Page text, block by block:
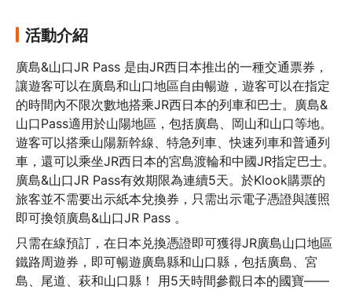
活動介紹
廣島&山口JR Pass 是由JR西日本推出的一種交通票券，
讓遊客可以在廣島和山口地區自由暢遊，遊客可以在指定
的時間內不限次數地搭乘JR西日本的列車和巴士。廣島&
山口Pass適用於山陽地區，包括廣島、岡山和山口等地。
遊客可以搭乘山陽新幹線、特急列車、快速列車和普通列
車，還可以乘坐JR西日本的宮島渡輪和中國JR指定巴士。
廣島&山口JR Pass有效期限為連續5天。於Klook購票的
旅客並不需要出示紙本兌換券，只需出示電子憑證與護照
即可換領廣島&山口JR Pass 。
只需在線預訂，在日本兑換憑證即可獲得JR廣島山口地區
鐵路周遊券，即可暢遊廣島縣和山口縣，包括廣島、宮
島、尾道、萩和山口縣！ 用5天時間參觀日本的國寶——